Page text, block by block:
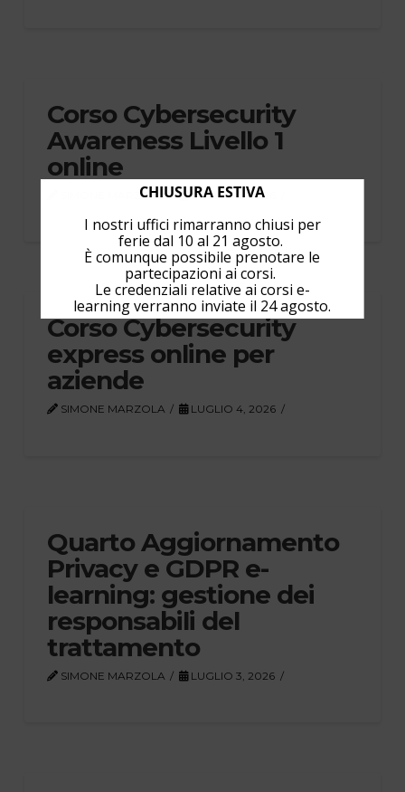
Corso Cybersecurity
Awareness Livello 1
online
SIMONE MARZOLA LUGLIO 4, 2026
Corso Cybersecurity
express online per
aziende
SIMONE MARZOLA LUGLIO 4, 2026
Quarto Aggiornamento
Privacy e GDPR e-
learning: gestione dei
responsabili del
trattamento
SIMONE MARZOLA LUGLIO 3, 2026
CHIUSURA ESTIVA
I nostri uffici rimarranno chiusi per
ferie dal 10 al 21 agosto.
È comunque possibile prenotare le
partecipazioni ai corsi.
Le credenziali relative ai corsi e-
learning verranno inviate il 24 agosto.